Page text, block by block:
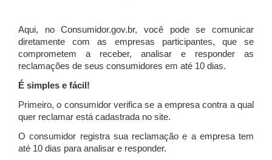
Aqui, no Consumidor.gov.br, você pode se comunicar
diretamente com as empresas participantes, que se
comprometem a receber, analisar e responder as
reclamações de seus consumidores em até 10 dias.
É simples e fácil!
Primeiro, o consumidor verifica se a empresa contra a qual
quer reclamar está cadastrada no site.
O consumidor registra sua reclamação e a empresa tem
até 10 dias para analisar e responder.